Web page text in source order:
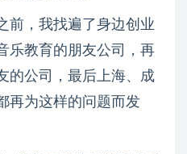
前，我找遍了身边创业
乐教育的朋友公司，再
的公司，最后上海、成
再为这样的问题而发